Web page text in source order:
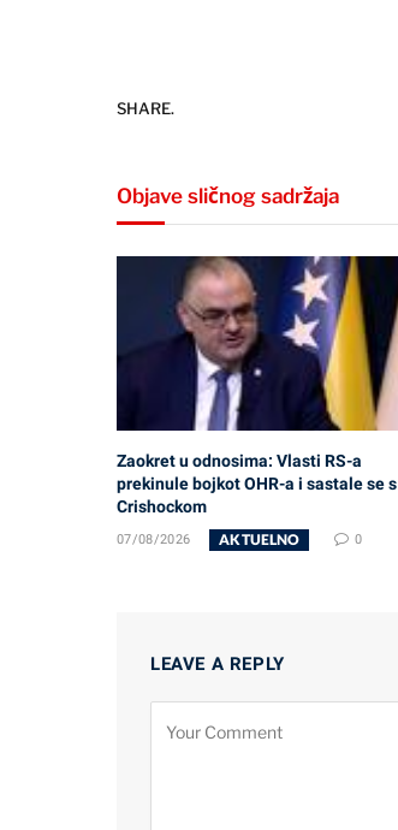
SHARE.
Objave sličnog sadržaja
Zaokret u odnosima: Vlasti RS-a
prekinule bojkot OHR-a i sastale se s
Crishockom
07/08/2026 AKTUELNO 0
LEAVE A REPLY